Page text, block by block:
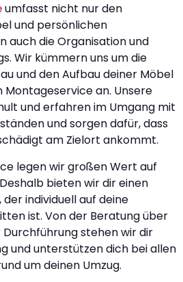
umfasst nicht nur den
und persönlichen
auch die Organisation und
Wir kümmern uns um die
und den Aufbau deiner Möbel
an. Unsere
und erfahren im Umgang mit
und sorgen dafür, dass
am Zielort ankommt.
legen wir großen Wert auf
bieten wir dir einen
individuell auf deine
ist. Von der Beratung über
Durchführung stehen wir dir
und unterstützen dich bei allen
um deinen Umzug.